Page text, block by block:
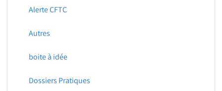
Alerte CFTC
Autres
boite à idée
Dossiers Pratiques